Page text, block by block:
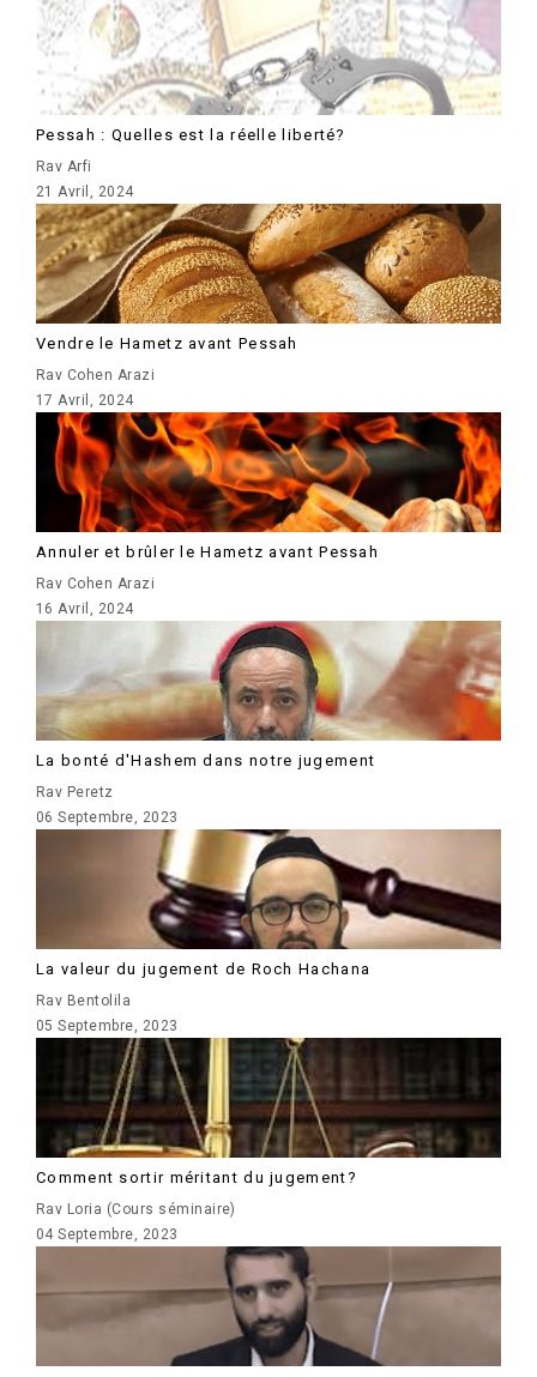
Pessah : Quelles est la réelle liberté?
Rav Arfi
21 Avril, 2024
Vendre le Hametz avant Pessah
Rav Cohen Arazi
17 Avril, 2024
Annuler et brûler le Hametz avant Pessah
Rav Cohen Arazi
16 Avril, 2024
La bonté d'Hashem dans notre jugement
Rav Peretz
06 Septembre, 2023
La valeur du jugement de Roch Hachana
Rav Bentolila
05 Septembre, 2023
Comment sortir méritant du jugement?
Rav Loria (Cours séminaire)
04 Septembre, 2023